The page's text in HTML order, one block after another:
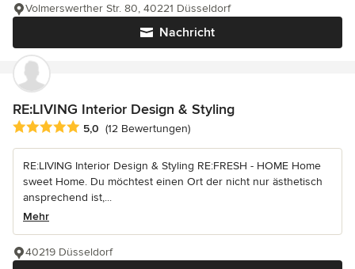
Nachricht
Volmerswerther Str. 80, 40221 Düsseldorf
RE:LIVING Interior Design & Styling
Durchschnittliche Bewertung: 5 von 5 Sternen
5,0 (12 Bewertungen)
RE:LIVING Interior Design & Styling RE:FRESH - HOME Home
sweet Home. Du möchtest einen Ort der nicht nur ästhetisch
ansprechend ist,...
Mehr
40219 Düsseldorf